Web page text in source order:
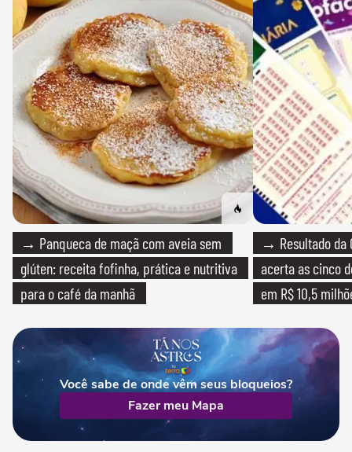
→ Panqueca de maçã com aveia sem
glúten: receita fofinha, prática e nutritiva
para o café da manhã
→ Resultado da
acerta as cinco
em R$ 10,5
Você sabe de onde vêm seus bloqueios?
Fazer meu Mapa